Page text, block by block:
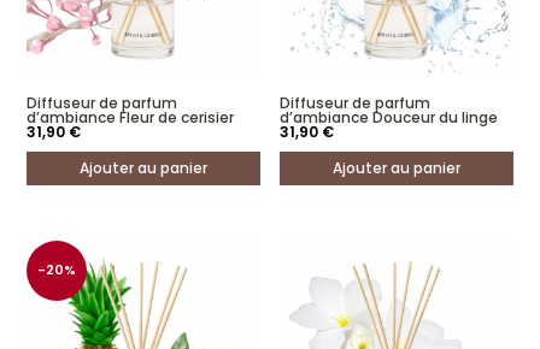
Diffuseur de parfum
d’ambiance Fleur de cerisier
31,90 €
Ajouter au panier
Diffuseur de parfum
d’ambiance Douceur du linge
31,90 €
Ajouter au panier
-20%